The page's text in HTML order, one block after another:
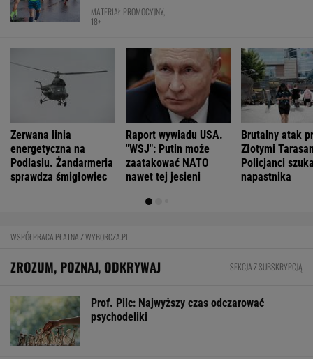
MATERIAŁ PROMOCYJNY,
18+
Zerwana linia
energetyczna na
Podlasiu. Żandarmeria
sprawdza śmigłowiec
Raport wywiadu USA.
"WSJ": Putin może
zaatakować NATO
nawet tej jesieni
Brutalny atak
Złotymi
Policjanci
napastnika
WSPÓŁPRACA PŁATNA Z WYBORCZA.PL
ZROZUM, POZNAJ, ODKRYWAJ SEKCJA Z SUBSKRYPCJĄ
Prof. Pilc: Najwyższy czas odczarować
psychodeliki